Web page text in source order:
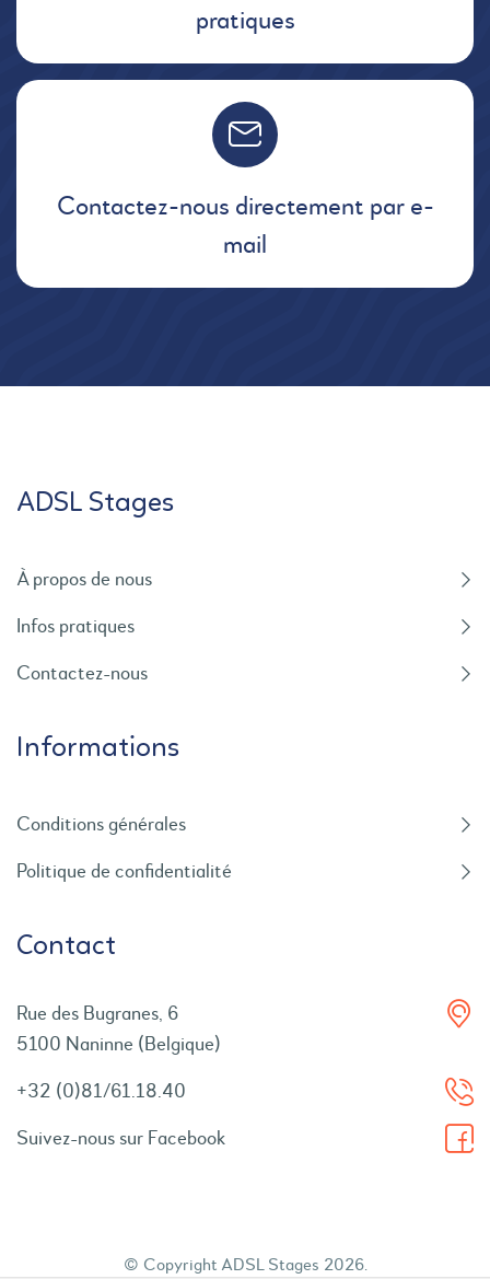
pratiques
Contactez-nous directement par e-
mail
ADSL Stages
À propos de nous
Infos pratiques
Contactez-nous
Informations
Conditions générales
Politique de confidentialité
Contact
Rue des Bugranes, 6
5100 Naninne (Belgique)
+32 (0)81/61.18.40
Suivez-nous sur Facebook
© Copyright ADSL Stages 2026.